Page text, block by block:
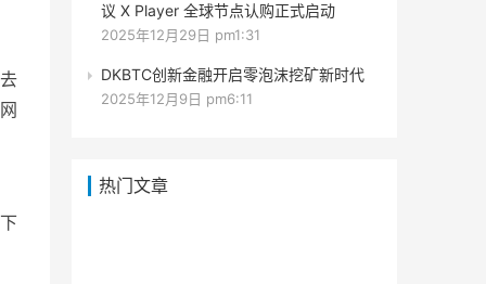
议 X Player 全球节点认购正式启动
2025年12月29日 pm1:31
DKBTC创新金融开启零泡沫挖矿新时代
2025年12月9日 pm6:11
热门文章